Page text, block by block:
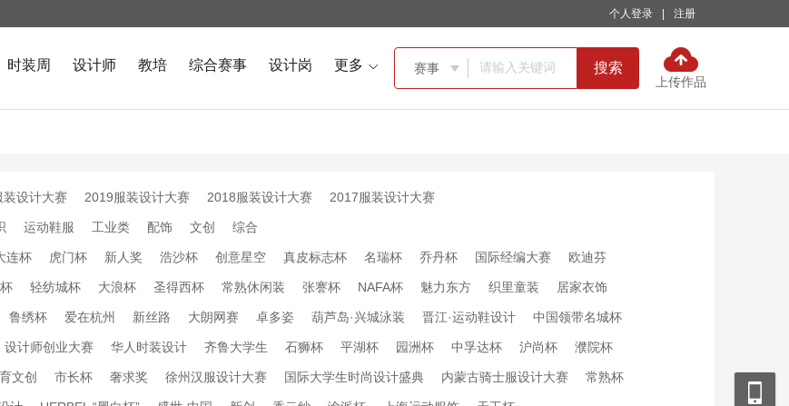
个人登录 注册
时装周 设计师 教培 综合赛事 设计岗 更多  赛事  搜索
上传作品
装设计大赛 2019服装设计大赛 2018服装设计大赛 2017服装设计大赛
运动鞋服 工业类 配饰 文创 综合
连杯 虎门杯 新人奖 浩沙杯 创意星空 真皮标志杯 名瑞杯 乔丹杯 国际经编大赛 欧迪芬
轻纺城杯 大浪杯 圣得西杯 常熟休闲装 张謇杯 NAFA杯 魅力东方 织里童装 居家衣饰
鲁绣杯 爱在杭州 新丝路 大朗网赛 卓多姿 葫芦岛·兴城泳装 晋江·运动鞋设计 中国领带名城杯
设计师创业大赛 华人时装设计 齐鲁大学生 石狮杯 平湖杯 园洲杯 中孚达杯 沪尚杯 濮院杯
文创 市长杯 奢求奖 徐州汉服设计大赛 国际大学生时尚设计盛典 内蒙古骑士服设计大赛 常熟杯